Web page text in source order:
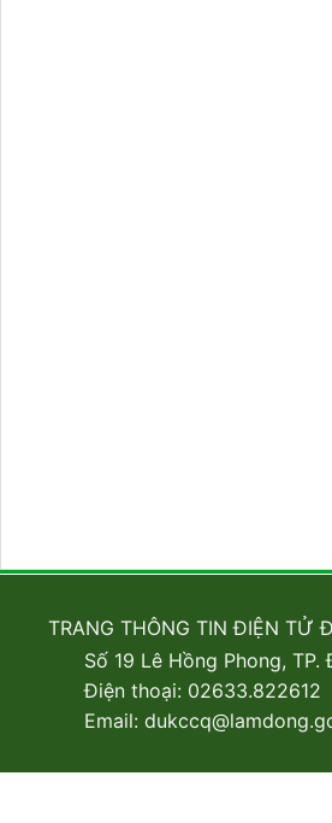
TRANG THÔNG TIN ĐIỆN TỬ
Số 19 Lê Hồng Phong, TP.
Điện thoại: 02633.822612
Email: